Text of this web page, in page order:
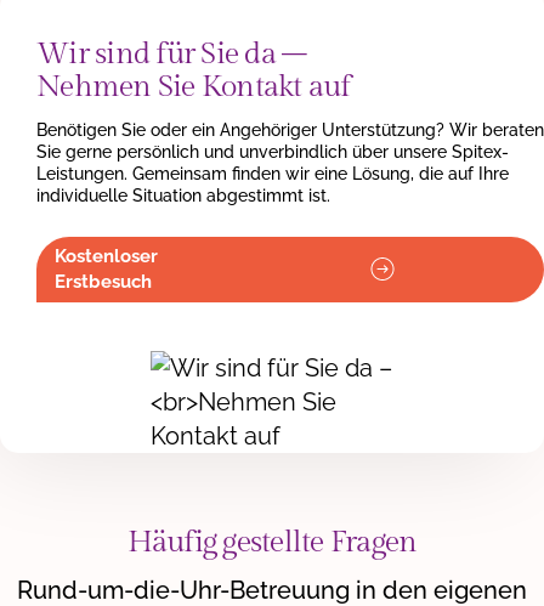
Wir sind für Sie da –
Nehmen Sie Kontakt auf
Benötigen Sie oder ein Angehöriger Unterstützung? Wir beraten
Sie gerne persönlich und unverbindlich über unsere Spitex-
Leistungen. Gemeinsam finden wir eine Lösung, die auf Ihre
individuelle Situation abgestimmt ist.
Kostenloser
Erstbesuch
Häufig gestellte Fragen
Rund-um-die-Uhr-Betreuung in den eigenen